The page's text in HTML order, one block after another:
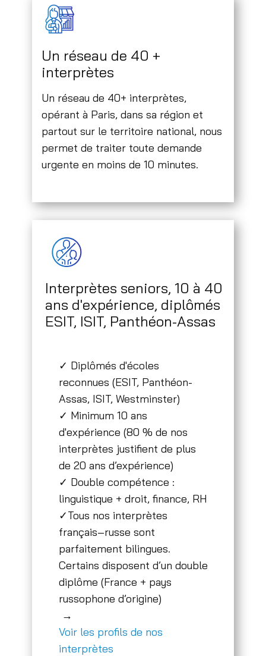
Un réseau de 40 +
interprètes
Un réseau de 40+ interprètes,
opérant à Paris, dans sa région et
partout sur le territoire national, nous
permet de traiter toute demande
urgente en moins de 10 minutes.
Interprètes seniors, 10 à 40
ans d'expérience, diplômés
ESIT, ISIT, Panthéon-Assas
✓ Diplômés d'écoles
reconnues (ESIT, Panthéon-
Assas, ISIT, Westminster)
✓ Minimum 10 ans
d'expérience (80 % de nos
interprètes justifient de plus
de 20 ans d’expérience)
✓ Double compétence :
linguistique + droit, finance, RH
✓​Tous nos interprètes
français–russe sont
parfaitement bilingues.
Certains disposent d’un double
diplôme (France + pays
russophone d’origine)
→
Voir les profils de nos
interprètes